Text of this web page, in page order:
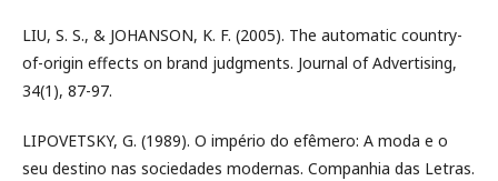
LIU, S. S., & JOHANSON, K. F. (2005). The automatic country-
of-origin effects on brand judgments. Journal of Advertising,
34(1), 87-97.
LIPOVETSKY, G. (1989). O império do efêmero: A moda e o
seu destino nas sociedades modernas. Companhia das Letras.